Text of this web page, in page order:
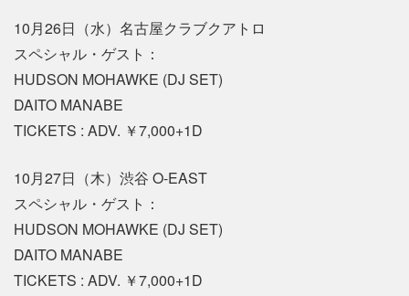
10月26日（水）名古屋クラブクアトロ
スペシャル・ゲスト：
HUDSON MOHAWKE (DJ SET)
DAITO MANABE
TICKETS : ADV. ￥7,000+1D
10月27日（木）渋谷 O-EAST
スペシャル・ゲスト：
HUDSON MOHAWKE (DJ SET)
DAITO MANABE
TICKETS : ADV. ￥7,000+1D